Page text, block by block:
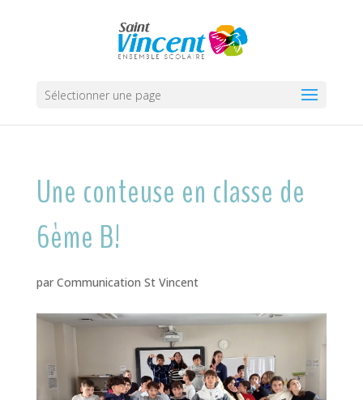
Sélectionner une page
Une conteuse en classe de
6ème B!
par Communication St Vincent